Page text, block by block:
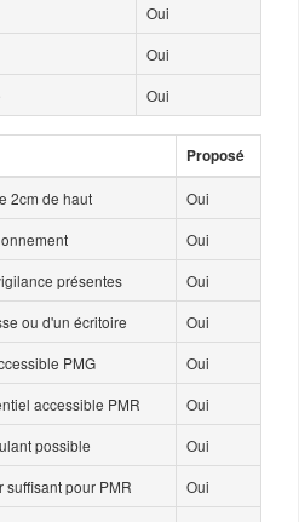
Oui
Oui
Oui
Proposé
2cm de haut
Oui
Oui
présentes
Oui
ou d'un écritoire
Oui
PMG
Oui
accessible PMR
Oui
possible
Oui
pour PMR
Oui